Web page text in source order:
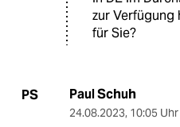
zur Verfügung
für Sie?
PS Paul Schuh
24.08.2023, 10:05 Uhr